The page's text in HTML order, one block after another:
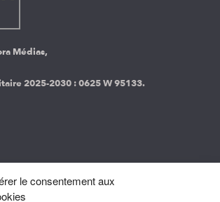
le consentement aux
Médias,
2025-2030 :0625 W 95133.